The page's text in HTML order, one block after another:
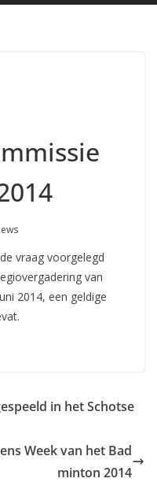
vraag voorgelegd
van
2014, een geldige
in het Schotse
Week van het Bad
minton 2014